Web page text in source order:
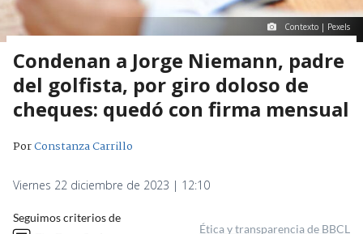
Contexto | Pexels
Condenan a Jorge Niemann, padre
del golfista, por giro doloso de
cheques: quedó con firma mensual
PorConstanza Carrillo
Viernes 22 diciembre de 2023 | 12:10
Seguimos criterios de
Ética y transparencia de BBCL